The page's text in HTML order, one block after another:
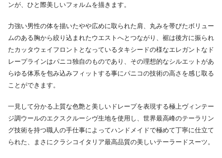
ンが、ひと際美しいフォルムを描きます。
力強い男性の体を描いたやや広めに取られた肩、丸みを帯びたボリュー
ムのある胸から絞り込まれたウエストへとつながり、裾は後方に振られ
たカッタウェイフロントとなっているタキシードの様なエレガントなド
レープラインはパニコ独自のものであり、その理想的なシルエットがあ
らゆる体系を包み込みフィットする事にパニコの技術の高さを感じ取る
ことができます。
一見して分かる上質な色艶と美しいドレープを表現する極上ヴィンテー
ジ調ウールのエクスクルーシヴ生地を使用し、世界最高峰のテーラリン
グ技術を持つ職人の手仕事によってハンドメイドで極めて丁寧に仕立て
られた、まさにクラシコイタリア最高品質の美しいテーラードスーツ。